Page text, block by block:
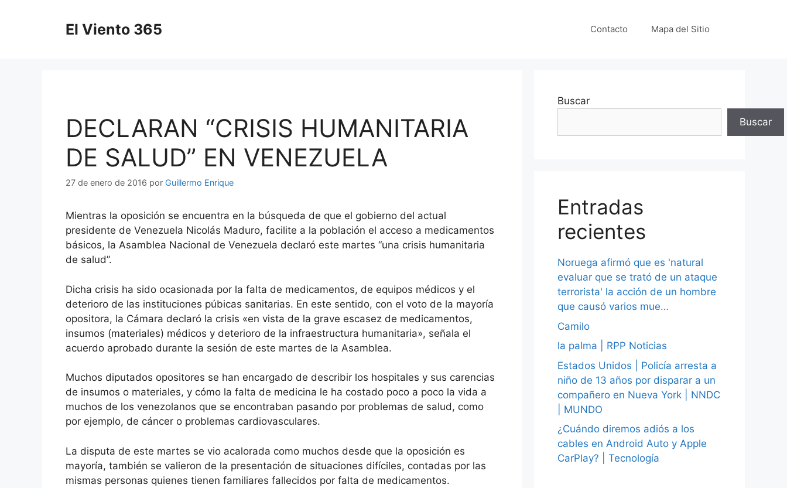
El Viento 365 Contacto Mapa del Sitio
DECLARAN “CRISIS HUMANITARIA
DE SALUD” EN VENEZUELA
27 de enero de 2016 por Guillermo Enrique
Mientras la oposición se encuentra en la búsqueda de que el gobierno del actual
presidente de Venezuela Nicolás Maduro, facilite a la población el acceso a medicamentos
básicos, la Asamblea Nacional de Venezuela declaró este martes “una crisis humanitaria
de salud”.
Dicha crisis ha sido ocasionada por la falta de medicamentos, de equipos médicos y el
deterioro de las instituciones púbicas sanitarias. En este sentido, con el voto de la mayoría
opositora, la Cámara declaró la crisis «en vista de la grave escasez de medicamentos,
insumos (materiales) médicos y deterioro de la infraestructura humanitaria», señala el
acuerdo aprobado durante la sesión de este martes de la Asamblea.
Muchos diputados opositores se han encargado de describir los hospitales y sus carencias
de insumos o materiales, y cómo la falta de medicina le ha costado poco a poco la vida a
muchos de los venezolanos que se encontraban pasando por problemas de salud, como
por ejemplo, de cáncer o problemas cardiovasculares.
La disputa de este martes se vio acalorada como muchos desde que la oposición es
mayoría, también se valieron de la presentación de situaciones difíciles, contadas por las
mismas personas quienes tienen familiares fallecidos por falta de medicamentos.
Buscar
Buscar
Entradas
recientes
Noruega afirmó que es 'natural
evaluar que se trató de un ataque
terrorista' la acción de un hombre
que causó varios mue…
Camilo
la palma | RPP Noticias
Estados Unidos | Policía arresta a
niño de 13 años por disparar a un
compañero en Nueva York | NNDC
| MUNDO
¿Cuándo diremos adiós a los
cables en Android Auto y Apple
CarPlay? | Tecnología